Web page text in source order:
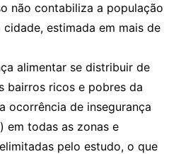
não contabiliza a população
estimada em mais de
alimentar se distribuir de
bairros ricos e pobres da
ocorrência de insegurança
em todas as zonas e
pelo estudo, o que